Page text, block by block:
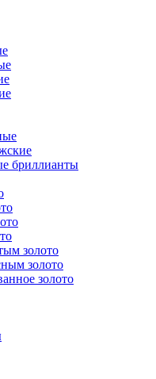
бриллианты
золото
золото
золото